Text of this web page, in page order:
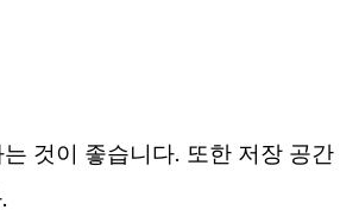
것이 좋습니다. 또한 저장 공간